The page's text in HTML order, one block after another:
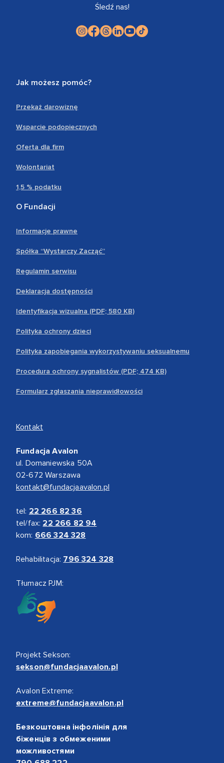
Śledź nas!
Jak możesz pomóc?
Przekaż darowiznę
Wsparcie podopiecznych
Oferta dla firm
Wolontariat
1,5 % podatku
O Fundacji
Informacje prawne
Spółka “Wystarczy Zacząć”
Regulamin serwisu
Deklaracja dostępności
Identyfikacja wizualna (PDF; 580 KB)
Polityka ochrony dzieci
Polityka zapobiegania wykorzystywaniu seksualnemu
Procedura ochrony sygnalistów (PDF; 474 KB)
Formularz zgłaszania nieprawidłowości
Kontakt
Fundacja Avalon
ul. Domaniewska 50A
02-672 Warszawa
kontakt@fundacjaavalon.pl
tel: 22 266 82 36
tel/fax: 22 266 82 94
kom: 666 324 328
Rehabilitacja: 796 324 328
Tłumacz PJM:
Projekt Sekson:
sekson@fundacjaavalon.pl
Avalon Extreme:
extreme@fundacjaavalon.pl
Безкоштовна інфолінія для
біженців з обмеженими
можливостями